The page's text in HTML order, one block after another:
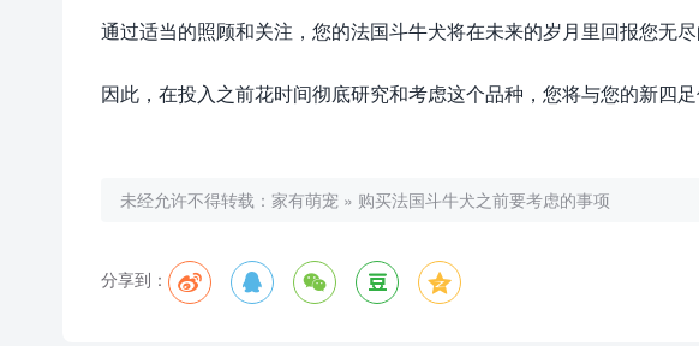
通过适当的照顾和关注，您的法国斗牛犬将在未来的岁月里回报您无尽
因此，在投入之前花时间彻底研究和考虑这个品种，您将与您的新四足
未经允许不得转载： 家有萌宠 » 购买法国斗牛犬之前要考虑的事项
分享到：